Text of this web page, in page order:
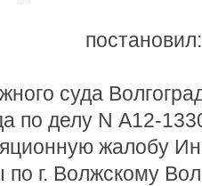
постановил:
суда
по делу N А12-
жалобу
г. Волжскому